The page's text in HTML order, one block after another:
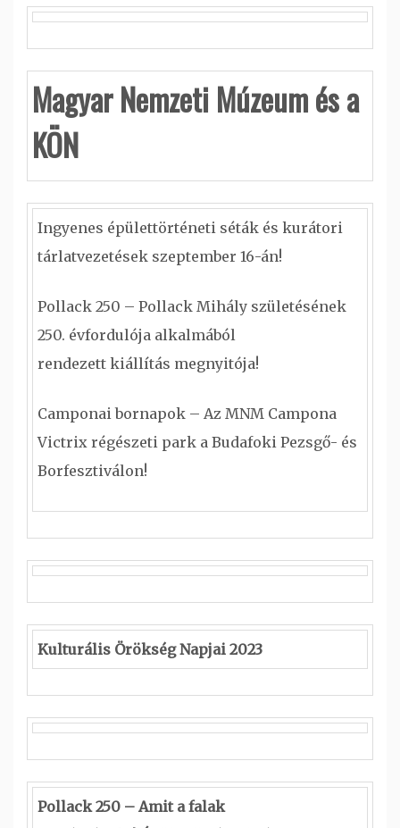
Magyar Nemzeti Múzeum és a
KÖN
Ingyenes épülettörténeti séták és kurátori
tárlatvezetések szeptember 16-án!
Pollack 250 – Pollack Mihály születésének
250. évfordulója alkalmából
rendezett kiállítás megnyitója!
Camponai bornapok – Az MNM Campona
Victrix régészeti park a Budafoki Pezsgő- és
Borfesztiválon!
Kulturális Örökség Napjai 2023
Pollack 250 – Amit a falak